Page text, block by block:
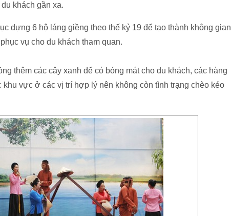
khách gần xa.
dựng 6 hộ láng giềng theo thế kỷ 19 để tạo thành không gian
vụ cho du khách tham quan.
thêm các cây xanh để có bóng mát cho du khách, các hàng
vực ở các vị trí hợp lý nên không còn tình trạng chèo kéo